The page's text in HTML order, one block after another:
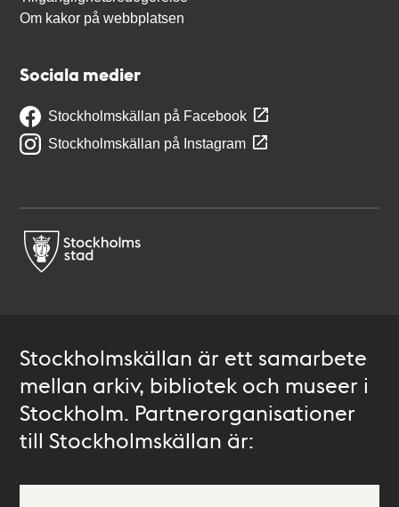
Om kakor på webbplatsen
Sociala medier
Stockholmskällan på Facebook
Stockholmskällan på Instagram
Stockholmskällan är ett samarbete
mellan arkiv, bibliotek och museer i
Stockholm. Partnerorganisationer
till Stockholmskällan är: